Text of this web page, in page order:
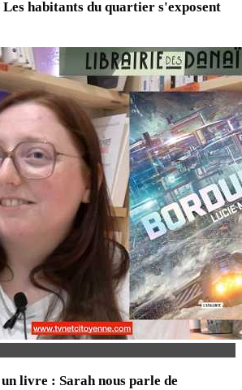
habitants du quartier s'exposent
livre : Sarah nous parle de